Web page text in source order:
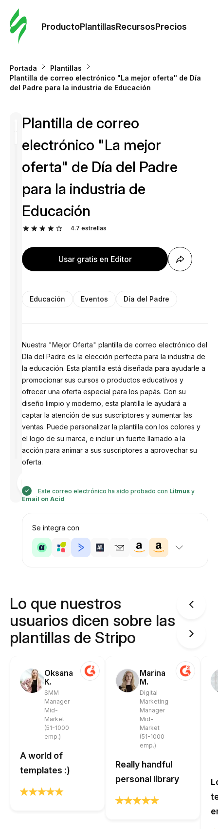
ProductoPlantillasRecursosPrecios
Portada
Plantillas
Plantilla de correo electrónico "La mejor oferta" de Día
del Padre para la industria de Educación
Anastasiia
Plantilla de correo
electrónico "La mejor
oferta" de Día del Padre
para la industria de
Educación
4.7 estrellas
Usar gratis en Editor
Educación Eventos Día del Padre
Nuestra "Mejor Oferta" plantilla de correo electrónico del
Día del Padre es la elección perfecta para la industria de
la educación. Esta plantilla está diseñada para ayudarle a
promocionar sus cursos o productos educativos y
ofrecer una oferta especial para los papás. Con su
diseño limpio y moderno, esta plantilla le ayudará a
captar la atención de sus suscriptores y aumentar las
ventas. Puede personalizar la plantilla con los colores y
el logo de su marca, e incluir un fuerte llamado a la
acción para animar a sus suscriptores a aprovechar su
oferta.
Este correo electrónico ha sido probado con Litmus y
Email on Acid
Se integra con
Lo que nuestros
usuarios dicen sobre las
plantillas de Stripo
Oksana
K.
SMM
Manager
Mid-
Market
(51-1000
emp.)
A world of
templates :)
Marina
M.
Digital
Marketing
Manager
Mid-
Market
(51-1000
emp.)
Really handful
personal library